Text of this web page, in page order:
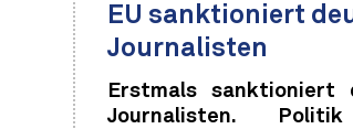
EU sanktioniert
Journalisten
Erstmals sanktioniert
Journalisten.